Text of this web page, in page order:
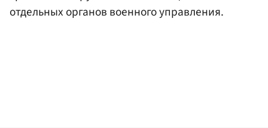
отдельных органов военного управления.